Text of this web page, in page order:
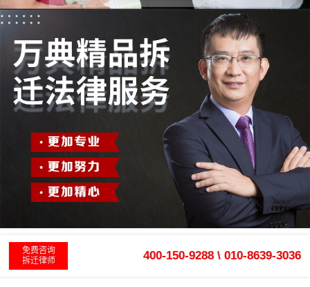
免费咨询
拆迁律师
400-150-9288 \ 010-8639-3036